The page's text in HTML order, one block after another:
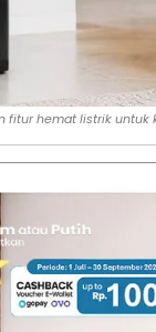
hemat listrik untuk